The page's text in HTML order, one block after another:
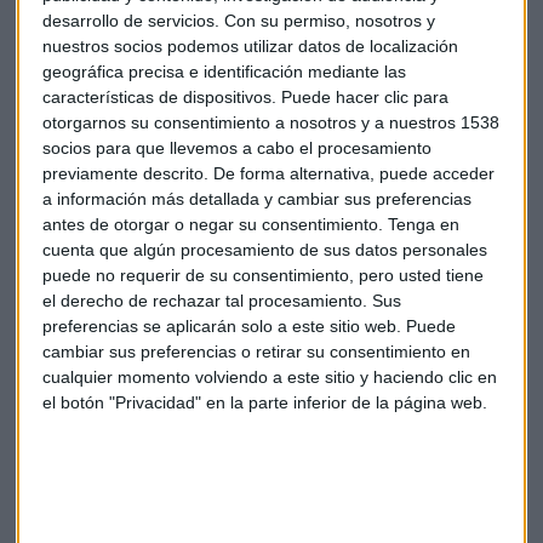
desarrollo de servicios. Con su permiso, nosotros y
nuestros socios podemos utilizar datos de localización
geográfica precisa e identificación mediante las
características de dispositivos. Puede hacer clic para
otorgarnos su consentimiento a nosotros y a nuestros 1538
socios para que llevemos a cabo el procesamiento
previamente descrito. De forma alternativa, puede acceder
a información más detallada y cambiar sus preferencias
antes de otorgar o negar su consentimiento. Tenga en
cuenta que algún procesamiento de sus datos personales
puede no requerir de su consentimiento, pero usted tiene
el derecho de rechazar tal procesamiento. Sus
preferencias se aplicarán solo a este sitio web. Puede
cambiar sus preferencias o retirar su consentimiento en
cualquier momento volviendo a este sitio y haciendo clic en
el botón "Privacidad" en la parte inferior de la página web.
5.7 pulgadas super Amoled Quad HD. Incorpora, además,
mayor capacidad para guardarlo todo con una memoria
interna de 32GB ampliables hasta 160 GB. Otro de sus
puntos fuertes es la cámara, que gracias a sus 16
megapíxeles en la cámara trasera, el estabilizador óptico de
Imagen y la cámara delantera de 3MP y F 1.9, permite
tomarimágenes de más calidad, nítidas y de colores
vivos, así como grabar vídeos en calidad UHD.
Samsung Note